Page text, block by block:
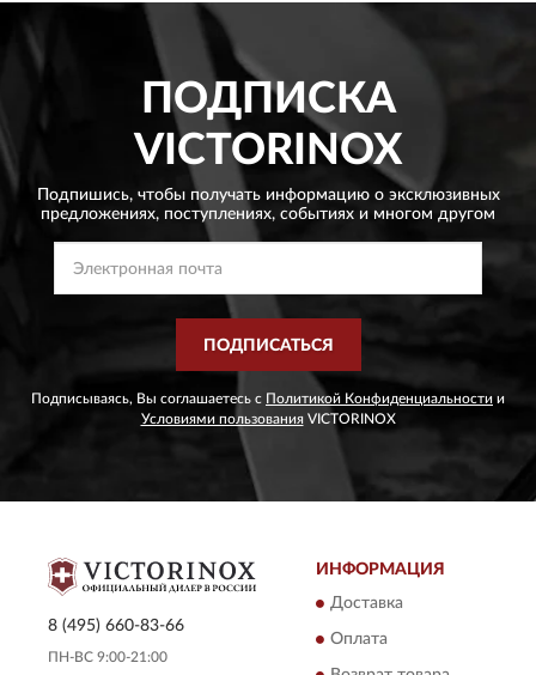
ПОДПИСКА
VICTORINOX
Подпишись, чтобы получать информацию о эксклюзивных
предложениях, поступлениях, событиях и многом другом
ПОДПИСАТЬСЯ
Подписываясь, Вы соглашаетесь с Политикой Конфиденциальности и
Условиями пользованияVICTORINOX
8 (495) 660-83-66
ПН-ВС 9:00-21:00
ИНФОРМАЦИЯ
Доставка
Оплата